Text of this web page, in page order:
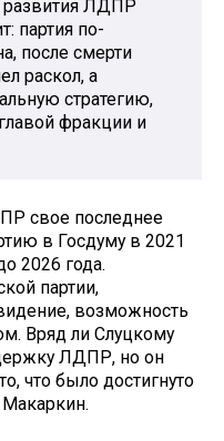
развития ЛДПР
партия по-
после смерти
раскол, а
стратегию,
фракции и
свое последнее
в Госдуму в 2021
2026 года.
партии,
возможность
Вряд ли Слуцкому
ЛДПР, но он
что было достигнуто